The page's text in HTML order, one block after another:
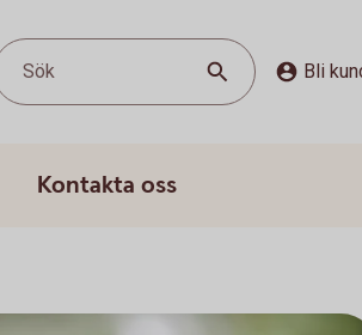
Sök Bli
Kontakta oss